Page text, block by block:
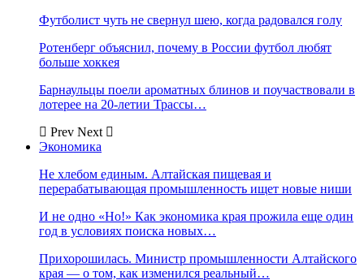
Футболист чуть не свернул шею, когда радовался голу
Ротенберг объяснил, почему в России футбол любят
больше хоккея
Барнаульцы поели ароматных блинов и поучаствовали в
лотерее на 20-летии Трассы…
Prev Next
Экономика
Не хлебом единым. Алтайская пищевая и
перерабатывающая промышленность ищет новые ниши
И не одно «Но!» Как экономика края прожила еще один
год в условиях поиска новых…
Прихорошилась. Министр промышленности Алтайского
края — о том, как изменился реальный…